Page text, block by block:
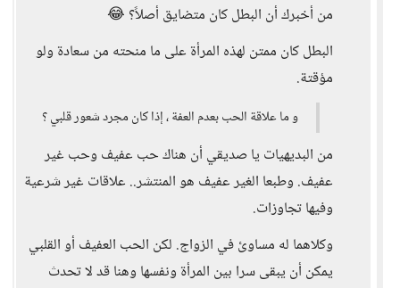
من أخبرك أن البطل كان متضايق أصلاً؟ 😂
البطل كان ممتن لهذه المرأة على ما منحته من سعادة ولو
مؤقتة.
و ما علاقة الحب بعدم العفة ، إذا كان مجرد شعور قلبي ؟
من البديهيات يا صديقي أن هناك حب عفيف وحب غير
عفيف. وطبعا الغير عفيف هو المنتشر.. علاقات غير شرعية
وفيها تجاوزات.
وكلاهما له مساوئ في الزواج. لكن الحب العفيف أو القلبي
يمكن أن يبقى سرا بين المرأة ونفسها وهنا قد لا تحدث